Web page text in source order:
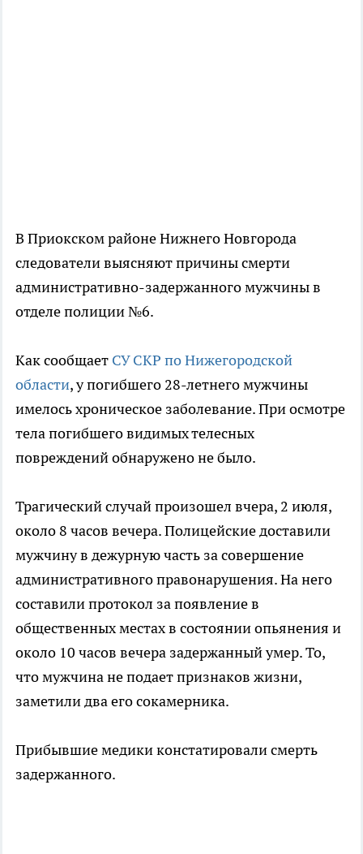
В Приокском районе Нижнего Новгорода
следователи выясняют причины смерти
административно-задержанного мужчины в
отделе полиции №6.
Как сообщает СУ СКР по Нижегородской
области, у погибшего 28-летнего мужчины
имелось хроническое заболевание. При осмотре
тела погибшего видимых телесных
повреждений обнаружено не было.
Трагический случай произошел вчера, 2 июля,
около 8 часов вечера. Полицейские доставили
мужчину в дежурную часть за совершение
административного правонарушения. На него
составили протокол за появление в
общественных местах в состоянии опьянения и
около 10 часов вечера задержанный умер. То,
что мужчина не подает признаков жизни,
заметили два его сокамерника.
Прибывшие медики констатировали смерть
задержанного.